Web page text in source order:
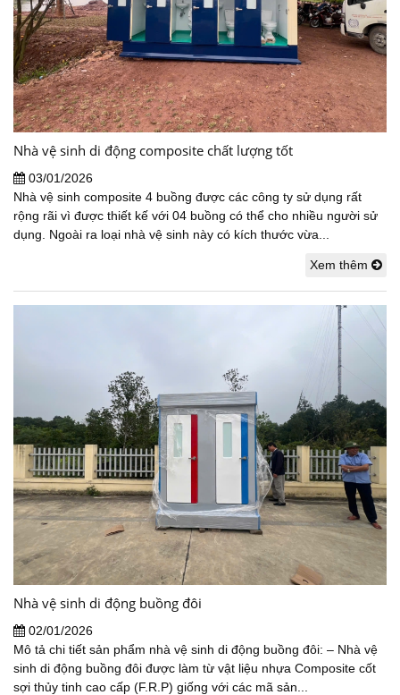
Nhà vệ sinh di động composite chất lượng tốt
03/01/2026
Nhà vệ sinh composite 4 buồng được các công ty sử dụng rất
rộng rãi vì được thiết kế với 04 buồng có thể cho nhiều người sử
dụng. Ngoài ra loại nhà vệ sinh này có kích thước vừa...
Xem thêm
Nhà vệ sinh di động buồng đôi
02/01/2026
Mô tả chi tiết sản phẩm nhà vệ sinh di động buồng đôi: – Nhà vệ
sinh di động buồng đôi được làm từ vật liệu nhựa Composite cốt
sợi thủy tinh cao cấp (F.R.P) giống với các mã sản...